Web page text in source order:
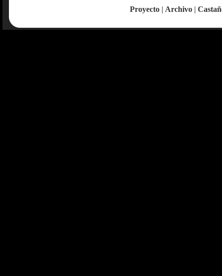
Proyecto | Archivo |